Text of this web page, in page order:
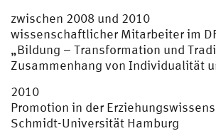
zwischen 2008 und 2010
wissenschaftlicher Mitarbeiter im
„Bildung – Transformation und
Zusammenhang von Individualität
2010
Promotion in der
Schmidt-Universität Hamburg